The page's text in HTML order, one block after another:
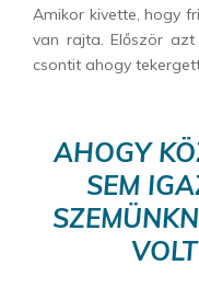
Amikor kivette, hogy
van rajta. Először
csontit ahogy
AHOGY
SEM